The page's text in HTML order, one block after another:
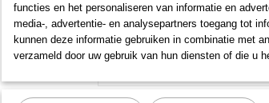
€ 622,27
Aantal
functies en het personaliseren van informatie en
media-, advertentie- en analysepartners toegang tot
kunnen deze informatie gebruiken in combinatie met
verzameld door uw gebruik van hun diensten of die u